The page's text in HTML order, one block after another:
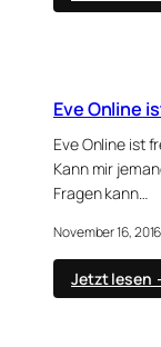
Eve Online
Eve Online ist
Kann mir
Fragen kann…
November 16, 2016
Jetzt lesen